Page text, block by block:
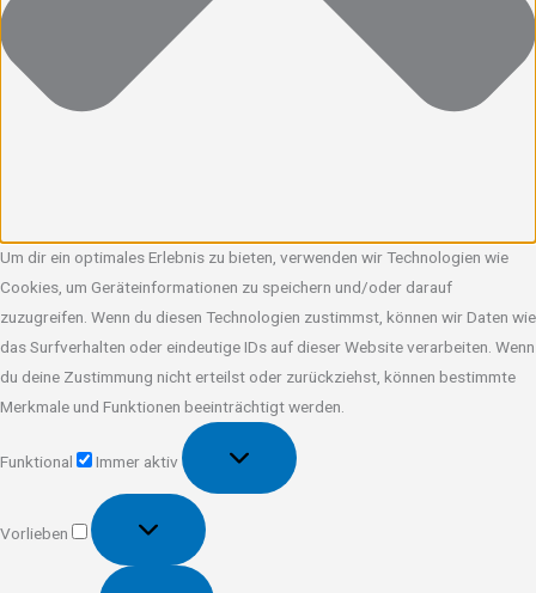
Um dir ein optimales Erlebnis zu bieten, verwenden wir Technologien wie
Cookies, um Geräteinformationen zu speichern und/oder darauf
zuzugreifen. Wenn du diesen Technologien zustimmst, können wir Daten wie
das Surfverhalten oder eindeutige IDs auf dieser Website verarbeiten. Wenn
du deine Zustimmung nicht erteilst oder zurückziehst, können bestimmte
Merkmale und Funktionen beeinträchtigt werden.
Funktional
Immer aktiv
Vorlieben
Vorlieben
Statistiken